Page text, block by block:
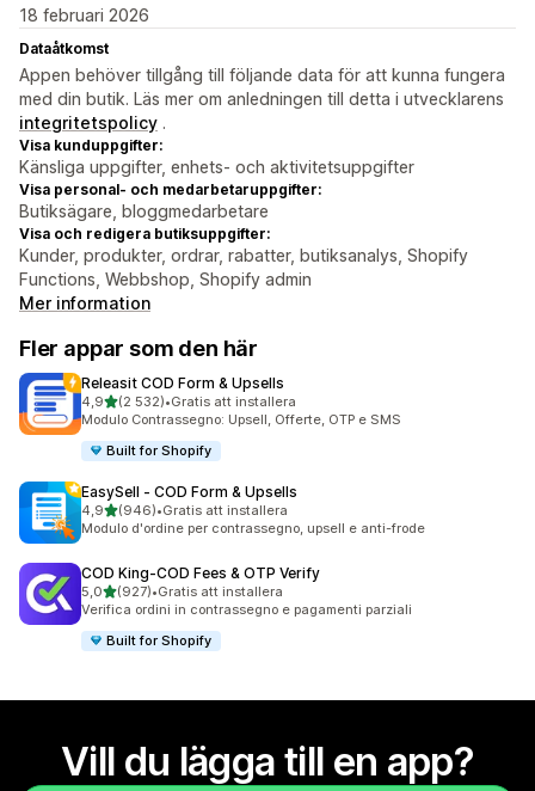
18 februari 2026
Dataåtkomst
Appen behöver tillgång till följande data för att kunna fungera
med din butik. Läs mer om anledningen till detta i utvecklarens
integritetspolicy .
Visa kunduppgifter:
Känsliga uppgifter, enhets- och aktivitetsuppgifter
Visa personal- och medarbetaruppgifter:
Butiksägare, bloggmedarbetare
Visa och redigera butiksuppgifter:
Kunder, produkter, ordrar, rabatter, butiksanalys, Shopify
Functions, Webbshop, Shopify admin
Mer information
Fler appar som den här
Releasit COD Form & Upsells
4,9av 5 stjärnor
(2 532)
2532 recensioner totalt
•Gratis att installera
Modulo Contrassegno: Upsell, Offerte, OTP e SMS
Built for Shopify
EasySell ‑ COD Form & Upsells
4,9av 5 stjärnor
(946)
946 recensioner totalt
•Gratis att installera
Modulo d'ordine per contrassegno, upsell e anti-frode
COD King‑COD Fees & OTP Verify
5,0av 5 stjärnor
(927)
927 recensioner totalt
•Gratis att installera
Verifica ordini in contrassegno e pagamenti parziali
Built for Shopify
Vill du lägga till en app?